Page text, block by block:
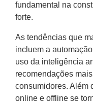
fundamental na
forte.
As tendências que
incluem a
uso da inteligência
recomendações
consumidores. Além
online e offline se